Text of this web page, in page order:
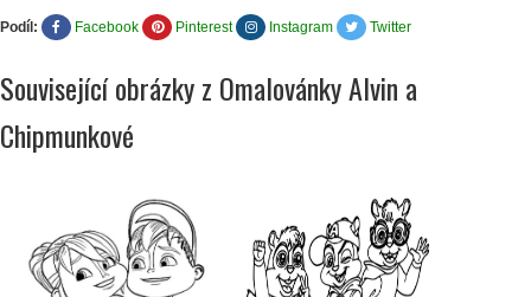
Podíl: Facebook Pinterest Instagram Twitter
Související obrázky z Omalovánky Alvin a
Chipmunkové